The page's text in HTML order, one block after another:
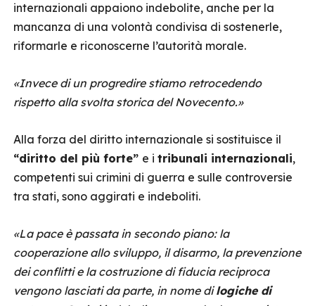
internazionali appaiono indebolite, anche per la
mancanza di una volontà condivisa di sostenerle,
riformarle e riconoscerne l’autorità morale.
«Invece di un progredire stiamo retrocedendo
rispetto alla svolta storica del Novecento.»
Alla forza del diritto internazionale si sostituisce il
“diritto del più forte” e i tribunali internazionali,
competenti sui crimini di guerra e sulle controversie
tra stati, sono aggirati e indeboliti.
«La pace è passata in secondo piano: la
cooperazione allo sviluppo, il disarmo, la prevenzione
dei conflitti e la costruzione di fiducia reciproca
vengono lasciati da parte, in nome dilogiche di